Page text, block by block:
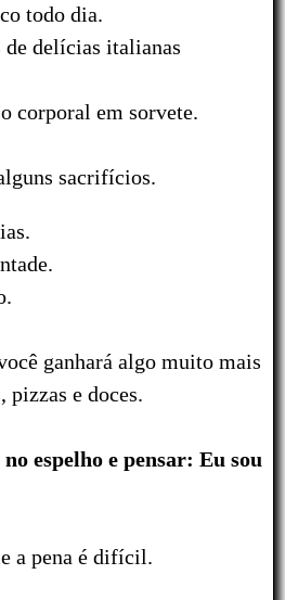
todo dia.
de delícias italianas
corporal em sorvete.
sacrifícios.
ganhará algo muito mais
pizzas e doces.
espelho e pensar: Eu sou
a pena é difícil.